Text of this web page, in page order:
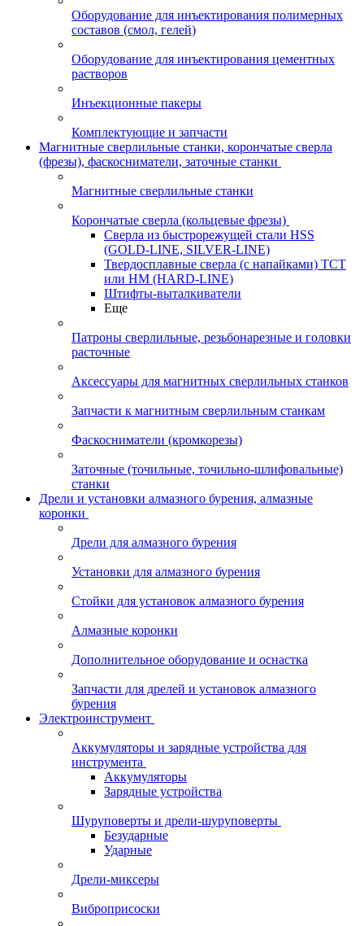
Оборудование для инъектирования полимерных
составов (смол, гелей)
Оборудование для инъектирования цементных
растворов
Инъекционные пакеры
Комплектующие и запчасти
Магнитные сверлильные станки, корончатые сверла
(фрезы), фаскосниматели, заточные станки
Магнитные сверлильные станки
Корончатые сверла (кольцевые фрезы)
Сверла из быстрорежущей стали HSS
(GOLD-LINE, SILVER-LINE)
Твердосплавные сверла (с напайками) ТСТ
или HM (HARD-LINE)
Штифты-выталкиватели
Еще
Патроны сверлильные, резьбонарезные и головки
расточные
Аксессуары для магнитных сверлильных станков
Запчасти к магнитным сверлильным станкам
Фаскосниматели (кромкорезы)
Заточные (точильные, точильно-шлифовальные)
станки
Дрели и установки алмазного бурения, алмазные
коронки
Дрели для алмазного бурения
Установки для алмазного бурения
Стойки для установок алмазного бурения
Алмазные коронки
Дополнительное оборудование и оснастка
Запчасти для дрелей и установок алмазного
бурения
Электроинструмент
Аккумуляторы и зарядные устройства для
инструмента
Аккумуляторы
Зарядные устройства
Шуруповерты и дрели-шуруповерты
Безударные
Ударные
Дрели-миксеры
Виброприсоски